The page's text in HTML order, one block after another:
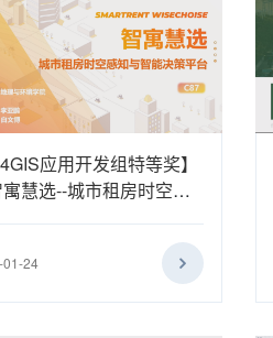
应用开发组特等奖】
慧选--城市租房时空感
24